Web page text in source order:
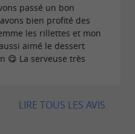
passé un bon
bien profité des
les rillettes et mon
aimé le dessert
😋 La serveuse très
LIRE TOUS LES AVIS